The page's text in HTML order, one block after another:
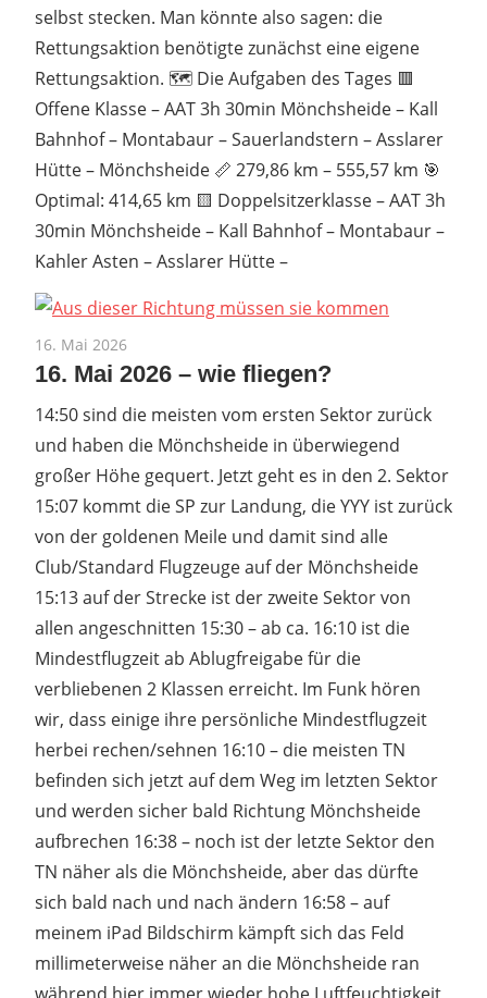
selbst stecken. Man könnte also sagen: die
Rettungsaktion benötigte zunächst eine eigene
Rettungsaktion. 🗺️ Die Aufgaben des Tages 🟥
Offene Klasse – AAT 3h 30min Mönchsheide – Kall
Bahnhof – Montabaur – Sauerlandstern – Asslarer
Hütte – Mönchsheide 📏 279,86 km – 555,57 km 🎯
Optimal: 414,65 km 🟨 Doppelsitzerklasse – AAT 3h
30min Mönchsheide – Kall Bahnhof – Montabaur –
Kahler Asten – Asslarer Hütte –
16. Mai 2026
16. Mai 2026 – wie fliegen?
14:50 sind die meisten vom ersten Sektor zurück
und haben die Mönchsheide in überwiegend
großer Höhe gequert. Jetzt geht es in den 2. Sektor
15:07 kommt die SP zur Landung, die YYY ist zurück
von der goldenen Meile und damit sind alle
Club/Standard Flugzeuge auf der Mönchsheide
15:13 auf der Strecke ist der zweite Sektor von
allen angeschnitten 15:30 – ab ca. 16:10 ist die
Mindestflugzeit ab Ablugfreigabe für die
verbliebenen 2 Klassen erreicht. Im Funk hören
wir, dass einige ihre persönliche Mindestflugzeit
herbei rechen/sehnen 16:10 – die meisten TN
befinden sich jetzt auf dem Weg im letzten Sektor
und werden sicher bald Richtung Mönchsheide
aufbrechen 16:38 – noch ist der letzte Sektor den
TN näher als die Mönchsheide, aber das dürfte
sich bald nach und nach ändern 16:58 – auf
meinem iPad Bildschirm kämpft sich das Feld
millimeterweise näher an die Mönchsheide ran